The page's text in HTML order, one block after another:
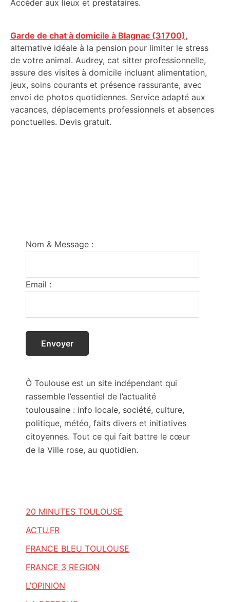
Accéder aux lieux et prestataires.
Garde de chat à domicile à Blagnac (31700),
alternative idéale à la pension pour limiter le stress
de votre animal. Audrey, cat sitter professionnelle,
assure des visites à domicile incluant alimentation,
jeux, soins courants et présence rassurante, avec
envoi de photos quotidiennes. Service adapté aux
vacances, déplacements professionnels et absences
ponctuelles. Devis gratuit.
Nom & Message :
Email :
Ô Toulouse est un site indépendant qui
rassemble l’essentiel de l’actualité
toulousaine : info locale, société, culture,
politique, météo, faits divers et initiatives
citoyennes. Tout ce qui fait battre le cœur
de la Ville rose, au quotidien.
20 MINUTES TOULOUSE
ACTU.FR
FRANCE BLEU TOULOUSE
FRANCE 3 REGION
L’OPINION